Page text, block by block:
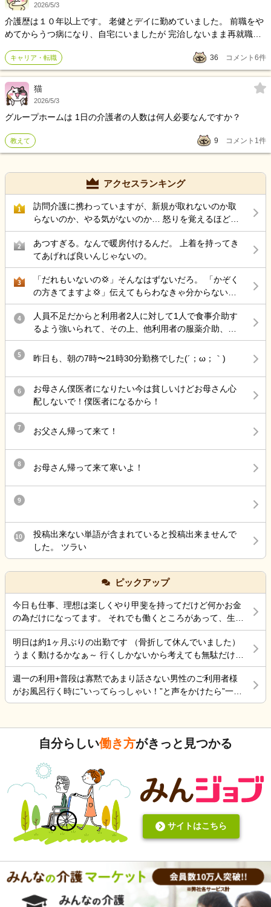
2026/5/3
介護歴は１０年以上です。 老健とデイに勤めていました。 前職をや
めてからうつ病になり、自宅にいましたが 完治しないまま再就職し
未遂もしました もうすぐ３ヶ月たちますが、利用者様の名前が中々
覚えられません。鬱になる前まではそんな事はなかつたのですが、
薬の影響は関係ありますでしょうか？
キャリア・転職 36 コメント 6件
猫
2026/5/3
グループホームは 1日の介護者の人数は何人必要なんですか？
教えて 9 コメント 1件
アクセスランキング
1
訪問介護に携わっていますが、新規が取れないのか取
らないのか、やる気がないのか… 怒りを覚えるほど仕
事がありません。 ケアマネに対して電話越しで、また
お願いします！(新規依頼)と足を運ばす営業なんて皆無
な上司とサ責のツケがようやく今になって回ってきた
と思っています。 訪問介護の需要はそこまで減ってい
ますか？
2
あつすぎる。なんで暖房付けるんだ。 上着を持ってき
てあげれば良いんじゃないの。
3
「だれもいないの💢」そんなはずないだろ。 「かぞく
の方きてますよ💢」伝えてもらわなきゃ分からないだ
ろ。 職員あるあるなんだろうけど、無意味にトゲトゲ
してるおばさんって何の得があってそうするんだろ。
嫌いだわ〜
4
人員不足だからと利用者2人に対して1人で食事介助す
るよう強いられて、その上、他利用者の服薬介助、動
き回る認知症利用者の見守り、声掛けまでやらされ、
最近自分の気持ちに余裕が持てない。
5 昨日も、朝の7時〜21時30分勤務でした(´；ω；｀)
6
お母さん僕医者になりたい今は貧しいけどお母さん心
配しないで！僕医者になるから！
7 お父さん帰って来て！
8 お母さん帰って来て寒いよ！
9
10
投稿出来ない単語が含まれていると投稿出来ませんで
した。 ツラい
ピックアップ
今日も仕事、理想は楽しくやり甲斐を持ってだけど何かお金
の為だけになってます。 それでも働くところがあって、生き
ていけているのでましなのでしょうね。 一番辛いのは、お金
がなく職探ししている時だったので今日も頑張ろうと思う。
それにしても古株は、好き勝手だから楽しそうです。私も古
株の時は、そんなに仕事行くのが辛くなく毎日そこそこ楽し
くやっていました。 転職は後悔はしていませんが、誰もが上
手くいかないのは確かですね。 そんなつぶやきです、では仕
明日は約1ヶ月ぶりの出勤です （骨折して休んでいました）
うまく動けるかなぁ～ 行くしかないから考えても無駄だけど
不安！
週一の利用+普段は寡黙であまり話さない男性のご利用者様
がお風呂行く時に”いってらっしゃい！”と声をかけたら”一緒
に行く？！？”と返してくれた。 そういう想像を上回るよう
4ヶ月弱しか経ってないけど。
自分らしい働き方がきっと見つかる
サイトはこちら